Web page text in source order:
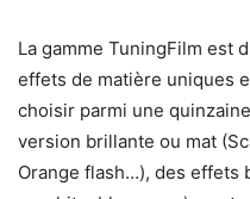
La gamme TuningFilm est
effets de matière uniques
choisir parmi une
version brillante ou mat
Orange flash…), des effets